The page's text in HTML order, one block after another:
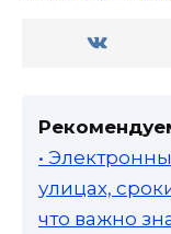
•
улицах,
что важно